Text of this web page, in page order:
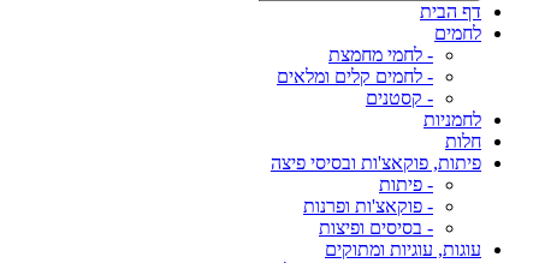
דף הבית
לחמים
- לחמי מחמצת
- לחמים קלים ומלאים
- קסטנים
לחמניות
חלות
פיתות, פוקאצ'ות ובסיסי פיצה
- פיתות
- פוקאצ'ות ופרנות
- בסיסים ופיצות
עוגות, עוגיות ומתוקים